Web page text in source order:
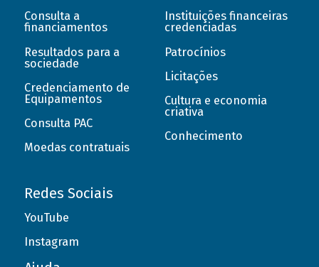
Consulta a
financiamentos
Resultados para a
sociedade
Credenciamento de
Equipamentos
Consulta PAC
Moedas contratuais
Instituições financeiras
credenciadas
Patrocínios
Licitações
Cultura e economia
criativa
Conhecimento
Redes Sociais
YouTube
Instagram